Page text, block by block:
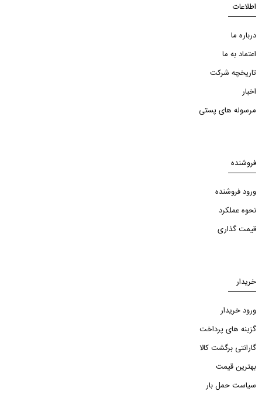
اطلاعات
درباره ما
اعتماد به ما
تاریخچه شرکت
اخبار
مرسوله های پستی
فروشنده
ورود فروشنده
نحوه عملکرد
قیمت گذاری
خریدار
ورود خریدار
گزینه های پرداخت
گارانتی برگشت کالا
بهترین قیمت
سیاست حمل بار